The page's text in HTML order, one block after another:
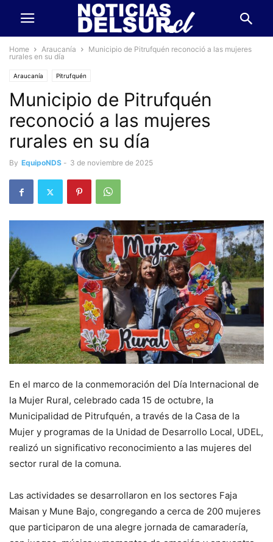
Home Araucanía
Municipio de Pitrufquén reconoció a las mujeres
rurales en su día
Araucanía Pitrufquén
Municipio de Pitrufquén
reconoció a las mujeres
rurales en su día
By EquipoNDS - 3 de noviembre de 2025
En el marco de la conmemoración del Día Internacional de
la Mujer Rural, celebrado cada 15 de octubre, la
Municipalidad de Pitrufquén, a través de la Casa de la
Mujer y programas de la Unidad de Desarrollo Local, UDEL,
realizó un significativo reconocimiento a las mujeres del
sector rural de la comuna.
Las actividades se desarrollaron en los sectores Faja
Maisan y Mune Bajo, congregando a cerca de 200 mujeres
que participaron de una alegre jornada de camaradería,